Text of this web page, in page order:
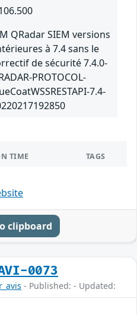
QRadar SIEM versions
à 7.4 sans le
de sécurité 7.4.0-
PROTOCOL-
7.4-
TIME TAGS
clipboard
0073
- Published: - Updated: